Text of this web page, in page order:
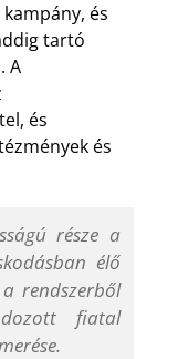
és
tartó
A
és
és
része a
élő
rendszerből
fiatal